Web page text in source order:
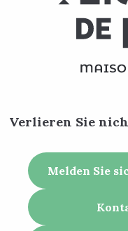
Verlieren Sie
Melden Sie